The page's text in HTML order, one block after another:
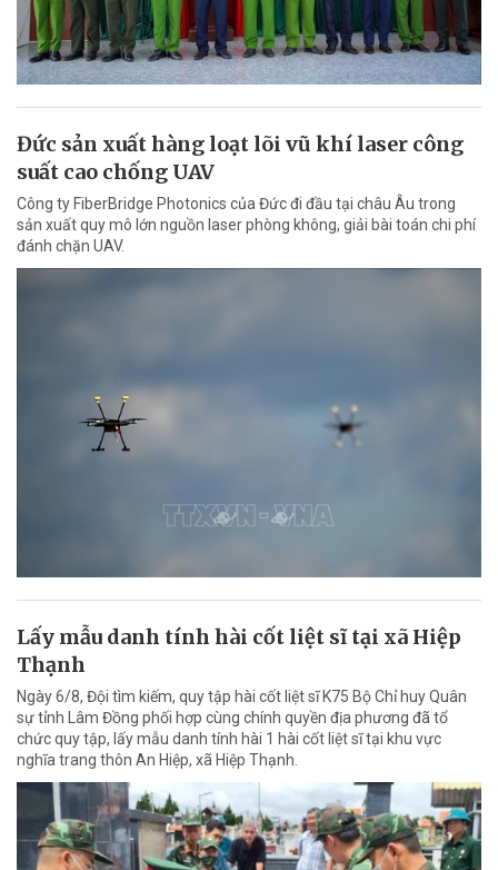
Đức sản xuất hàng loạt lõi vũ khí laser công
suất cao chống UAV
Công ty FiberBridge Photonics của Đức đi đầu tại châu Âu trong
sản xuất quy mô lớn nguồn laser phòng không, giải bài toán chi phí
đánh chặn UAV.
Lấy mẫu danh tính hài cốt liệt sĩ tại xã Hiệp
Thạnh
Ngày 6/8, Đội tìm kiếm, quy tập hài cốt liệt sĩ K75 Bộ Chỉ huy Quân
sự tỉnh Lâm Đồng phối hợp cùng chính quyền địa phương đã tổ
chức quy tập, lấy mẫu danh tính hài 1 hài cốt liệt sĩ tại khu vực
nghĩa trang thôn An Hiệp, xã Hiệp Thạnh.